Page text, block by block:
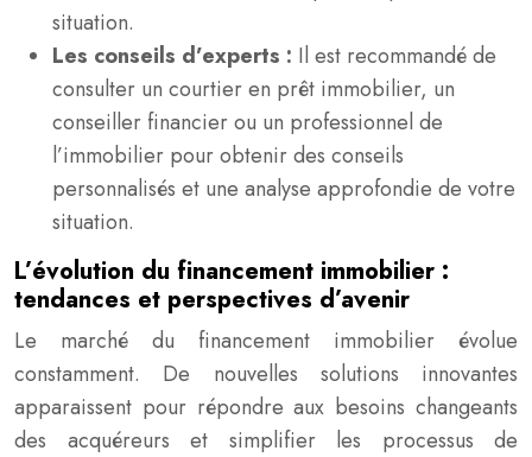
situation.
Les conseils d’experts : Il est recommandé de
consulter un courtier en prêt immobilier, un
conseiller financier ou un professionnel de
l’immobilier pour obtenir des conseils
personnalisés et une analyse approfondie de votre
situation.
L’évolution du financement immobilier :
tendances et perspectives d’avenir
Le marché du financement immobilier évolue
constamment. De nouvelles solutions innovantes
apparaissent pour répondre aux besoins changeants
des acquéreurs et simplifier les processus de